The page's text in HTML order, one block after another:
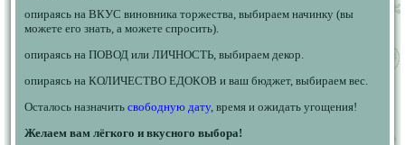
опираясь на ВКУС виновника торжества, выбираем начинку (вы
можете его знать, а можете спросить).
опираясь на ПОВОД или ЛИЧНОСТЬ, выбираем декор.
опираясь на КОЛИЧЕСТВО ЕДОКОВ и ваш бюджет, выбираем вес.
Осталось назначить свободную дату, время и ожидать угощения!
Желаем вам лёгкого и вкусного выбора!